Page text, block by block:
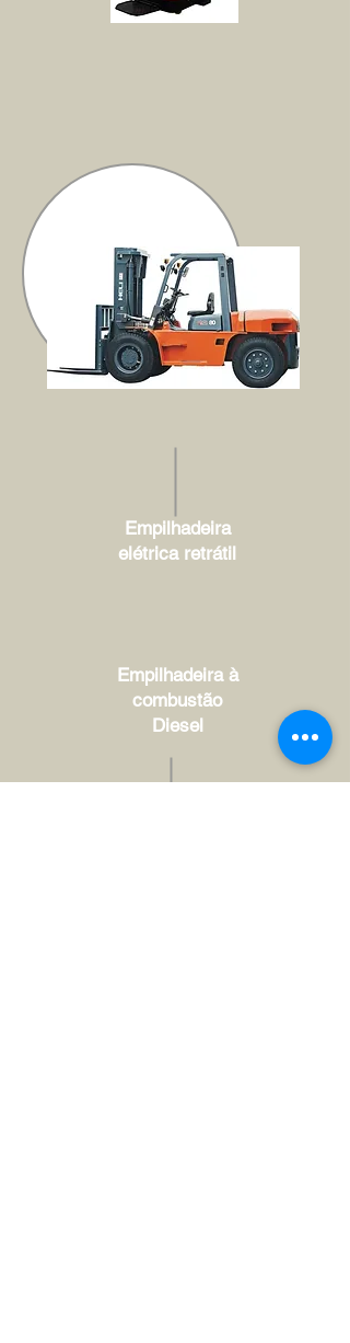
Empilhadeira
elétrica retrátil
Empilhadeira à
combustão
Diesel